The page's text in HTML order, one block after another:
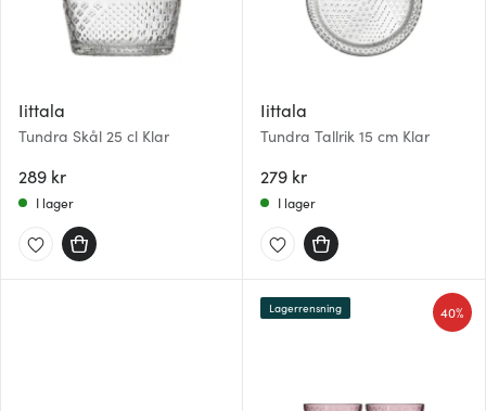
Iittala
Tundra Skål 25 cl Klar
289 kr
I lager
Iittala
Tundra Tallrik 15 cm Klar
279 kr
I lager
40%
Lagerrensning